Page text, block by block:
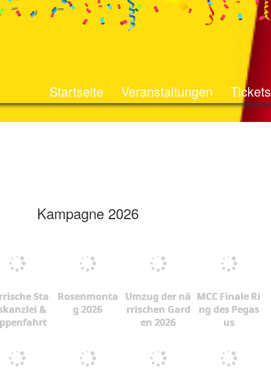
Startseite Veranstaltungen Tickets
Kampagne 2026
Sta
&
Rosenmonta
g 2026
Umzug der nä
rrischen Gard
en 2026
MCC Finale Ri
ng des Pegas
us